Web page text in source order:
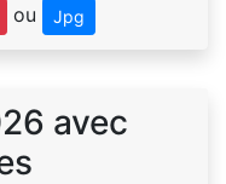
ou Jpg
avec